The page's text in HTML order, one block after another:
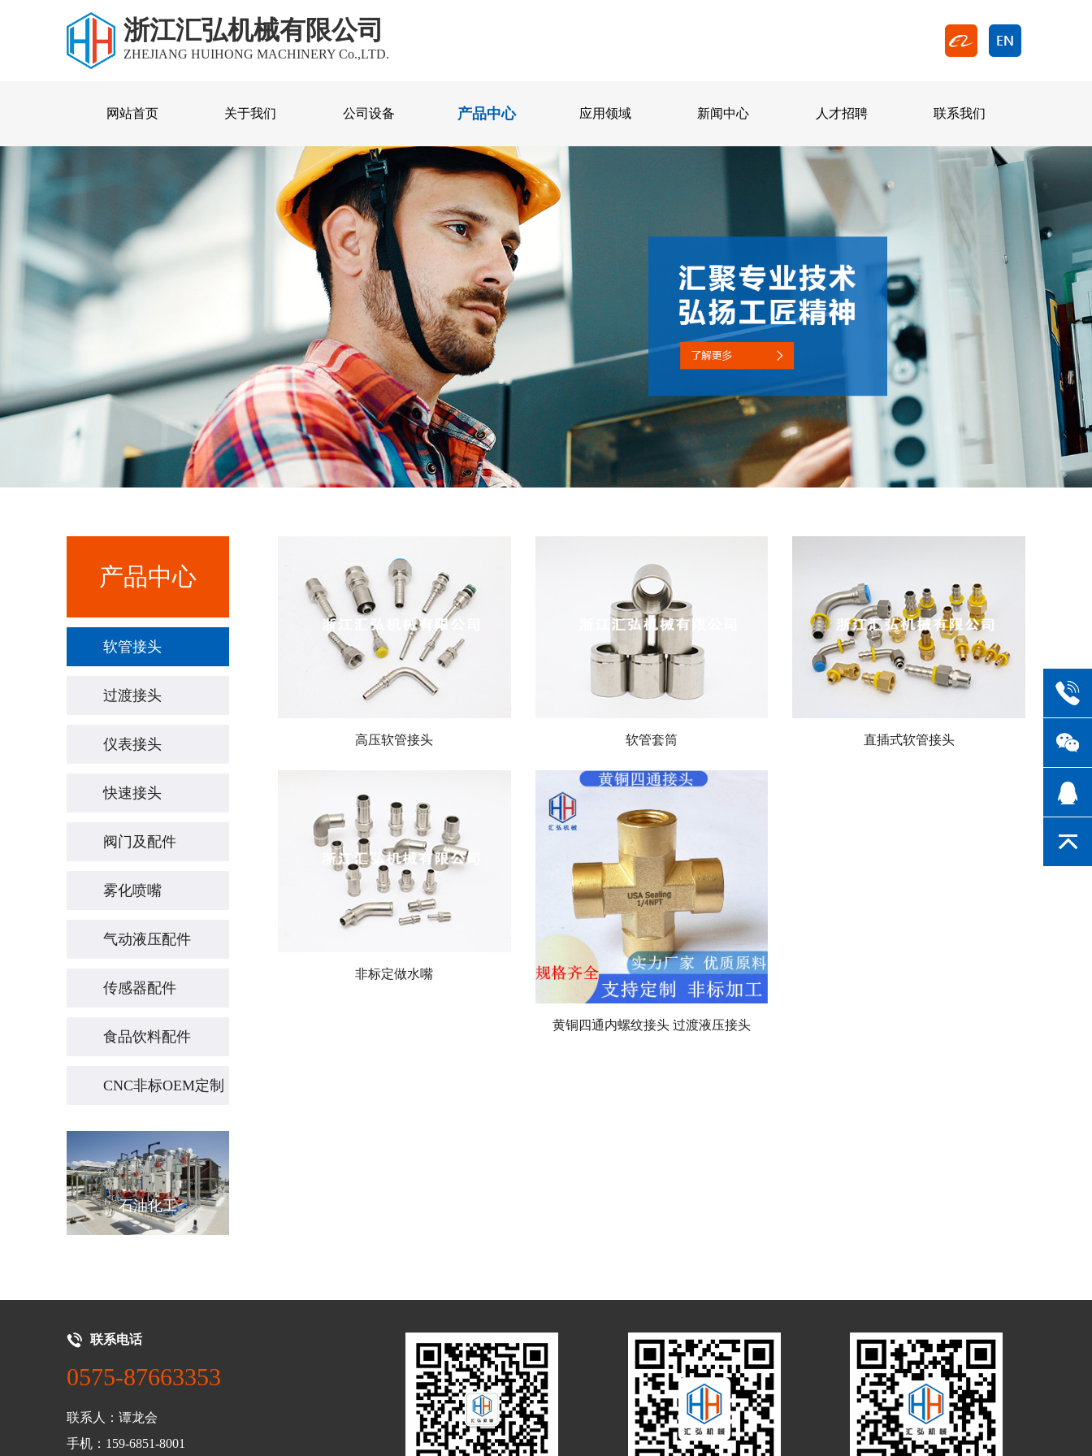
浙江汇弘机械有限公司
ZHEJIANG HUIHONG MACHINERY Co.,LTD.
网站首页 关于我们 公司设备 产品中心 应用领域 新闻中心 人才招聘 联系我们
产品中心
软管接头
过渡接头
仪表接头
快速接头
阀门及配件
雾化喷嘴
气动液压配件
传感器配件
食品饮料配件
CNC非标OEM定制
石油化工
高压软管接头 软管套筒 直插式软管接头
非标定做水嘴
黄铜四通内螺纹接头 过渡液压接头
联系电话
0575-87663353
联系人：谭龙会
手机：159-6851-8001